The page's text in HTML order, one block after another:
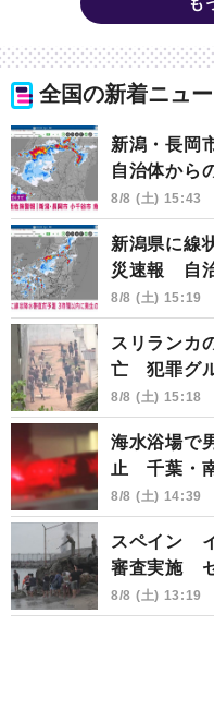
全国の新着ニュ
新潟・長岡
自治体から
8/8 (土) 15:43
新潟県に線
災速報 自
8/8 (土) 15:19
スリランカ
亡 犯罪グ
8/8 (土) 15:18
海水浴場で
止 千葉・
8/8 (土) 14:39
スペイン
審査実施
8/8 (土) 13:19